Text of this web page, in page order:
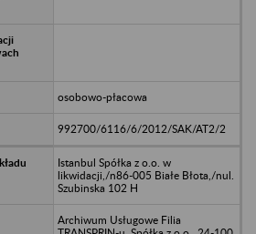
osobowo-płacowa
992700/6116/6/2012/SAK/AT2/2
Istanbul Spółka z o.o. w
likwidacji,/n86-005 Białe Błota,/nul.
Szubinska 102 H
Archiwum Usługowe Filia